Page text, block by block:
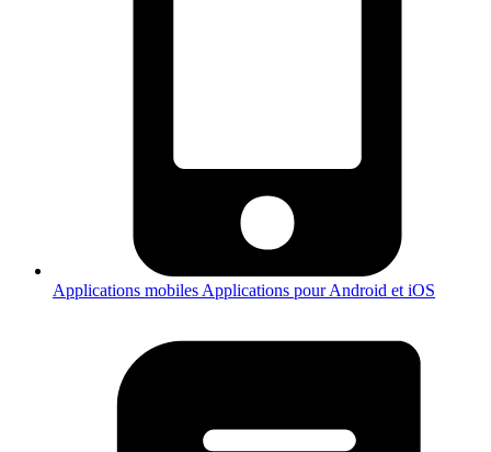
Applications mobiles Applications pour Android et iOS